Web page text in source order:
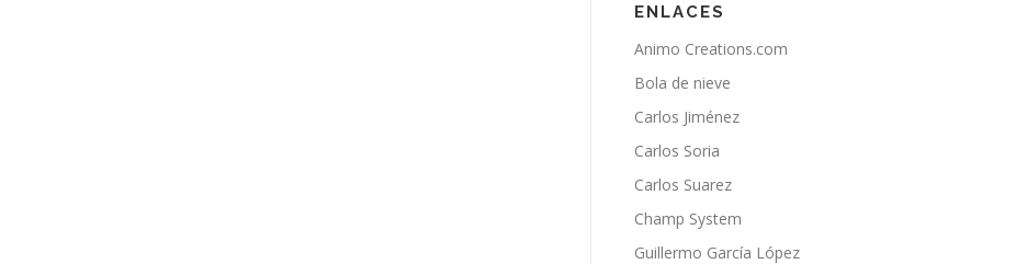
ENLACES
Animo Creations.com
Bola de nieve
Carlos Jiménez
Carlos Soria
Carlos Suarez
Champ System
Guillermo García López